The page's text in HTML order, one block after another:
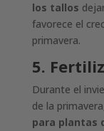
los tallos
favorece el
primavera.
5.
Durante el
de la
para plantas